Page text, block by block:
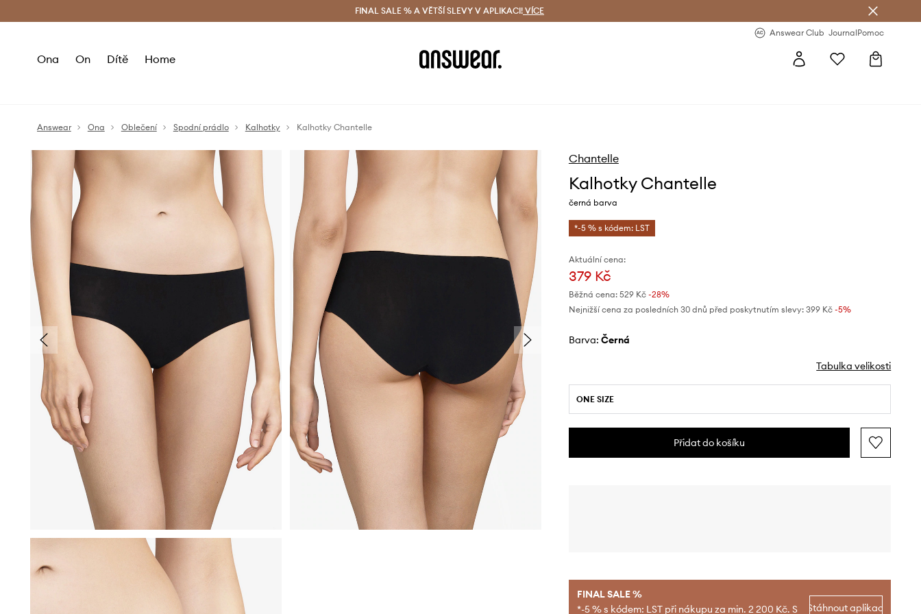
Doručení a vrácení zdarma (od 1800 Kč) Doručení i do 24 h
FINAL SALE % A VĚTŠÍ SLEVY V APLIKACI! VÍCE
Answear Club JournalPomoc
Ona On Dítě Home
Answear Ona Oblečení Spodní prádlo Kalhotky Kalhotky Chantelle
Chantelle
Kalhotky Chantelle
černá barva
*-5 % s kódem: LST
Aktuální cena:
379 Kč
Běžná cena: 529 Kč-28%
Nejnižší cena za posledních 30 dnů před poskytnutím slevy: 399 Kč -5%
Barva: černá
Tabulka velikosti
ONE SIZE
Přidat do košíku
FINAL SALE %
*-5 % s kódem: LST při nákupu za min. 2 200 Kč. S
Stáhnout aplikaci